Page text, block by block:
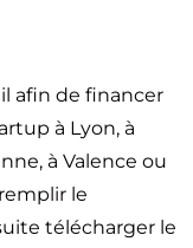
afin de financer
à Lyon, à
à Valence ou
le
télécharger le